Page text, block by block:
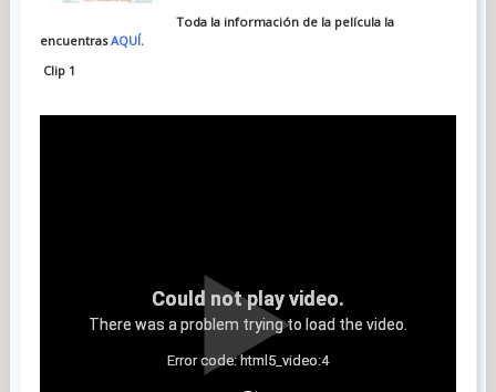
Toda la información de la película la
encuentrasAQUÍ.
Clip 1
Could not play video.
There was a problem trying to load the video.
Error code: html5_video:4